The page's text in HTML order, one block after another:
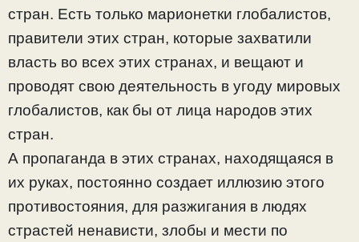
стран. Есть только марионетки глобалистов,
правители этих стран, которые захватили
власть во всех этих странах, и вещают и
проводят свою деятельность в угоду мировых
глобалистов, как бы от лица народов этих
стран.
А пропаганда в этих странах, находящаяся в
их руках, постоянно создает иллюзию этого
противостояния, для разжигания в людях
страстей ненависти, злобы и мести по